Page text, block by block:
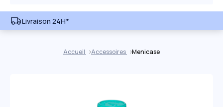
Livraison 24H*
Accueil Accessoires Menicase